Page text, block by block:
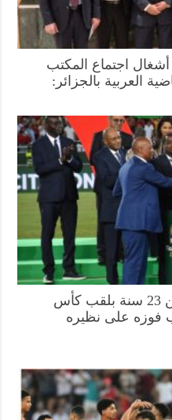
أشغال اجتماع المكتب
العربية بالجزائر:
توج المنتخب الوطني لأقل من 23 سنة بلقب كأس
فوزه على نظيره